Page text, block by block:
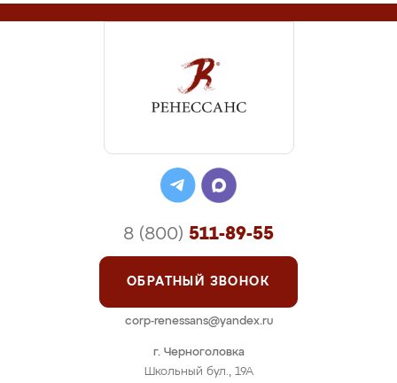
г. Черноголовка
Школьный бул., 19А
8 (800) 511-89-55
ОБРАТНЫЙ ЗВОНОК
corp-renessans@yandex.ru